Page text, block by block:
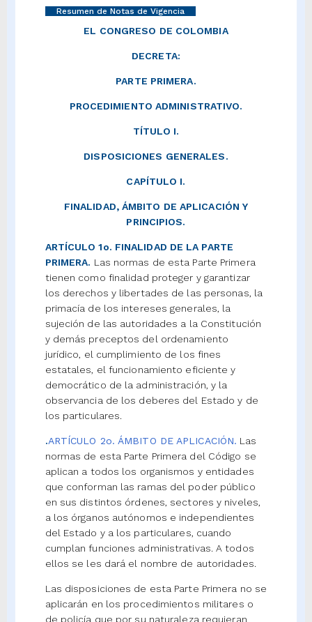
Resumen de Notas de Vigencia
EL CONGRESO DE COLOMBIA
DECRETA:
PARTE PRIMERA.
PROCEDIMIENTO ADMINISTRATIVO.
TÍTULO I.
DISPOSICIONES GENERALES.
CAPÍTULO I.
FINALIDAD, ÁMBITO DE APLICACIÓN Y
PRINCIPIOS.
ARTÍCULO 1o. FINALIDAD DE LA PARTE
PRIMERA. Las normas de esta Parte Primera
tienen como finalidad proteger y garantizar
los derechos y libertades de las personas, la
primacía de los intereses generales, la
sujeción de las autoridades a la Constitución
y demás preceptos del ordenamiento
jurídico, el cumplimiento de los fines
estatales, el funcionamiento eficiente y
democrático de la administración, y la
observancia de los deberes del Estado y de
los particulares.
.ARTÍCULO 2o. ÁMBITO DE APLICACIÓN. Las
normas de esta Parte Primera del Código se
aplican a todos los organismos y entidades
que conforman las ramas del poder público
en sus distintos órdenes, sectores y niveles,
a los órganos autónomos e independientes
del Estado y a los particulares, cuando
cumplan funciones administrativas. A todos
ellos se les dará el nombre de autoridades.
Las disposiciones de esta Parte Primera no se
aplicarán en los procedimientos militares o
de policía que por su naturaleza requieran